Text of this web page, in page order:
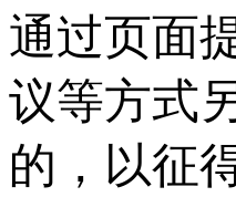
通过页面
议等方式
的，以征